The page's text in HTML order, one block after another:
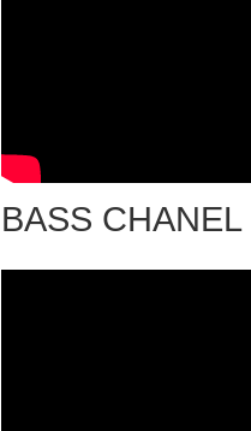
BASS CHANEL